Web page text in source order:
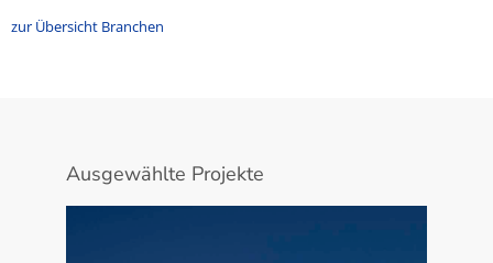
zur Übersicht Branchen
Ausgewählte Projekte